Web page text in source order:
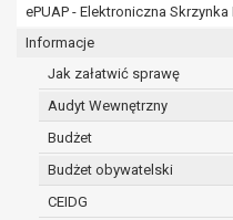
ePUAP - Elektroniczna
Informacje
Jak załatwić sprawę
Audyt Wewnętrzny
Budżet
Budżet obywatelski
CEIDG
osobowe w
osobowych;
podmioty
przepisów
Pani/Pana dane
przez okres